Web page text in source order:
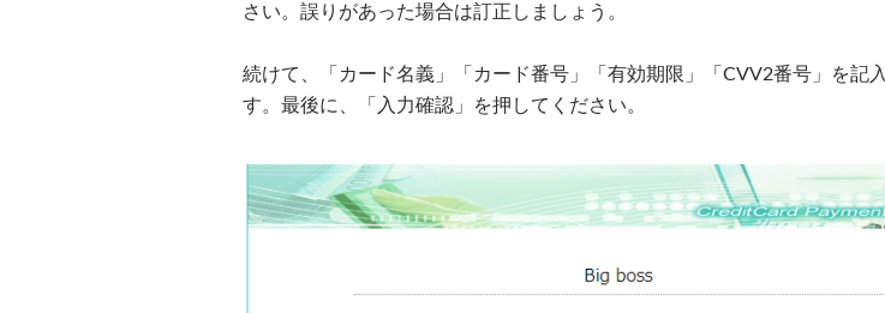
さい。誤りがあった場合は訂正しましょう。
続けて、「カード名義」「カード番号」「有効期限」「CVV2番号」を記
す。最後に、「入力確認」を押してください。